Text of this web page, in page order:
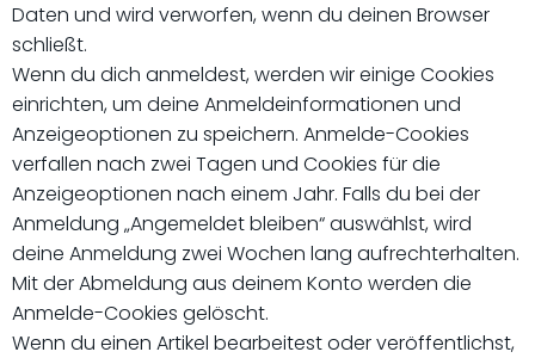
Daten und wird verworfen, wenn du deinen Browser
schließt.
Wenn du dich anmeldest, werden wir einige Cookies
einrichten, um deine Anmeldeinformationen und
Anzeigeoptionen zu speichern. Anmelde-Cookies
verfallen nach zwei Tagen und Cookies für die
Anzeigeoptionen nach einem Jahr. Falls du bei der
Anmeldung „Angemeldet bleiben“ auswählst, wird
deine Anmeldung zwei Wochen lang aufrechterhalten.
Mit der Abmeldung aus deinem Konto werden die
Anmelde-Cookies gelöscht.
Wenn du einen Artikel bearbeitest oder veröffentlichst,